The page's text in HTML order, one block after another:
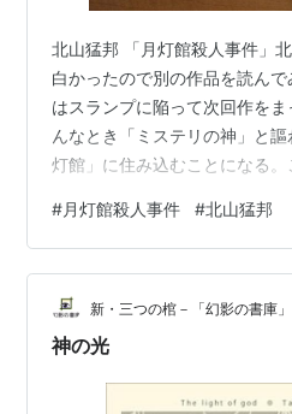
北山猛邦 「月灯館殺人事件」
白かったので別の作品を読ん
はスランプに陥って次回作を
んなとき「ミステリの神」と
灯館」に住み込むことになる
まり、互いに刺激を受けて立ち
こと。入館して冬至を迎え、
開催されることになっていた
にいた7人の作家を「ミステリ
し、処刑する旨を伝える音声が
#月灯館殺人事件 #北山猛邦
新・三つの棺－「幻影の書庫
神の光